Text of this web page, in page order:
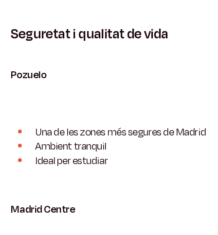
Seguretat i qualitat de vida
Pozuelo
Una de les zones més segures de Madrid
Ambient tranquil
Ideal per estudiar
Madrid Centre